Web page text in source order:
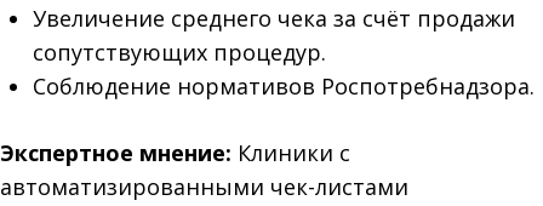
Увеличение среднего чека за счёт продажи
сопутствующих процедур.
Соблюдение нормативов Роспотребнадзора.
Экспертное мнение: Клиники с
автоматизированными чек-листами